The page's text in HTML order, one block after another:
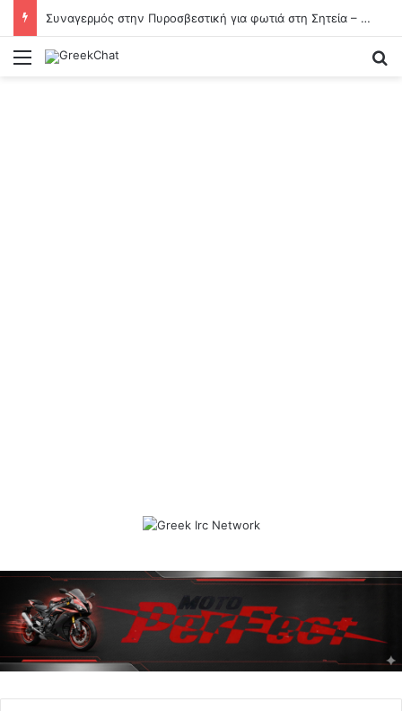
Συναγερμός στην Πυροσβεστική για φωτιά στη Σητεία – Καίει σε δυσπρόσιτο σημείο
Menu